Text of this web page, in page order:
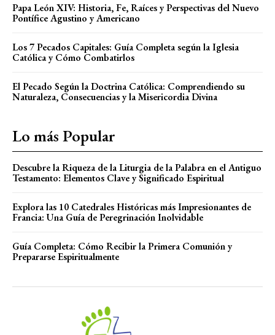
Papa León XIV: Historia, Fe, Raíces y Perspectivas del Nuevo
Pontífice Agustino y Americano
Los 7 Pecados Capitales: Guía Completa según la Iglesia
Católica y Cómo Combatirlos
El Pecado Según la Doctrina Católica: Comprendiendo su
Naturaleza, Consecuencias y la Misericordia Divina
Lo más Popular
Descubre la Riqueza de la Liturgia de la Palabra en el Antiguo
Testamento: Elementos Clave y Significado Espiritual
Explora las 10 Catedrales Históricas más Impresionantes de
Francia: Una Guía de Peregrinación Inolvidable
Guía Completa: Cómo Recibir la Primera Comunión y
Prepararse Espiritualmente